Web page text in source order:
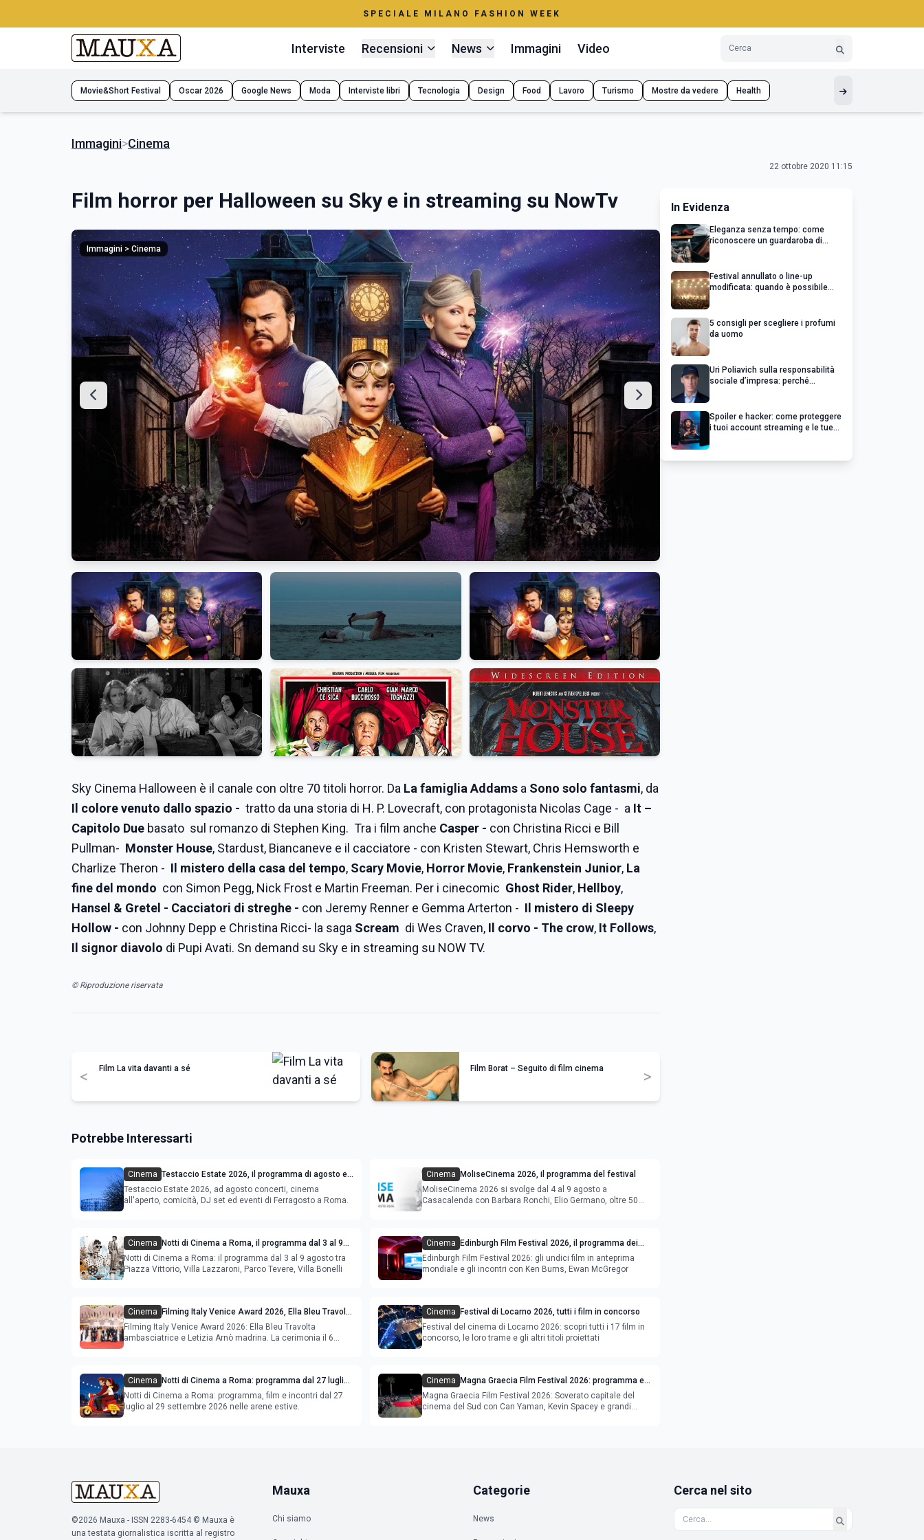
SPECIALE MILANO FASHION WEEK
Interviste Recensioni News Immagini Video
Movie&Short Festival Oscar 2026 Google News Moda Interviste libri Tecnologia Design Food Lavoro Turismo Mostre da vedere Health
Immagini>Cinema
22 ottobre 2020 11:15
Film horror per Halloween su Sky e in streaming su NowTv
Immagini > Cinema
Sky Cinema Halloween è il canale con oltre 70 titoli horror. Da La famiglia Addams a Sono solo fantasmi, da
Il colore venuto dallo spazio - tratto da una storia di H. P. Lovecraft, con protagonista Nicolas Cage - a It –
Capitolo Due basato sul romanzo di Stephen King. Tra i film anche Casper - con Christina Ricci e Bill
Pullman- Monster House, Stardust, Biancaneve e il cacciatore - con Kristen Stewart, Chris Hemsworth e
Charlize Theron - Il mistero della casa del tempo, Scary Movie, Horror Movie, Frankenstein Junior, La
fine del mondo con Simon Pegg, Nick Frost e Martin Freeman. Per i cinecomic Ghost Rider, Hellboy,
Hansel & Gretel - Cacciatori di streghe - con Jeremy Renner e Gemma Arterton - Il mistero di Sleepy
Hollow - con Johnny Depp e Christina Ricci- la saga Scream di Wes Craven, Il corvo - The crow, It Follows,
Il signor diavolo di Pupi Avati. Sn demand su Sky e in streaming su NOW TV.
© Riproduzione riservata
< Film La vita davanti a sé Film Borat – Seguito di film cinema >
Potrebbe Interessarti
Cinema Testaccio Estate 2026, il programma di agosto e
Ferragosto
Testaccio Estate 2026, ad agosto concerti, cinema
all'aperto, comicità, DJ set ed eventi di Ferragosto a Roma.
Cinema MoliseCinema 2026, il programma del festival
MoliseCinema 2026 si svolge dal 4 al 9 agosto a
Casacalenda con Barbara Ronchi, Elio Germano, oltre 50
Cinema Notti di Cinema a Roma, il programma dal 3 al 9
Notti di Cinema a Roma: il programma dal 3 al 9 agosto tra
Piazza Vittorio, Villa Lazzaroni, Parco Tevere, Villa Bonelli
Cinema Edinburgh Film Festival 2026, il programma dei
film in anteprima mondiale
Edinburgh Film Festival 2026: gli undici film in anteprima
mondiale e gli incontri con Ken Burns, Ewan McGregor
Cinema Filming Italy Venice Award 2026, Ella Bleu Travolta
ambasciatrice e Letizia Arnò madrina
Filming Italy Venice Award 2026: Ella Bleu Travolta
ambasciatrice e Letizia Arnò madrina. La cerimonia il 6
Cinema Festival di Locarno 2026, tutti i film in concorso
Festival del cinema di Locarno 2026: scopri tutti i 17 film in
concorso, le loro trame e gli altri titoli proiettati
Cinema Notti di Cinema a Roma: programma dal 27 luglio
al 2 agosto 2026
Notti di Cinema a Roma: programma, film e incontri dal 27
luglio al 29 settembre 2026 nelle arene estive.
Cinema Magna Graecia Film Festival 2026: programma e
star internazionali
Magna Graecia Film Festival 2026: Soverato capitale del
cinema del Sud con Can Yaman, Kevin Spacey e grandi
In Evidenza
Eleganza senza tempo: come
riconoscere un guardaroba di
Festival annullato o line-up
modificata: quando è possibile
5 consigli per scegliere i profumi
da uomo
Uri Poliavich sulla responsabilità
sociale d’impresa: perché
Spoiler e hacker: come proteggere
i tuoi account streaming e le tue
©2026 Mauxa - ISSN 2283-6454 © Mauxa è
una testata giornalistica iscritta al registro
Mauxa
Chi siamo
Categorie
News
Cerca nel sito